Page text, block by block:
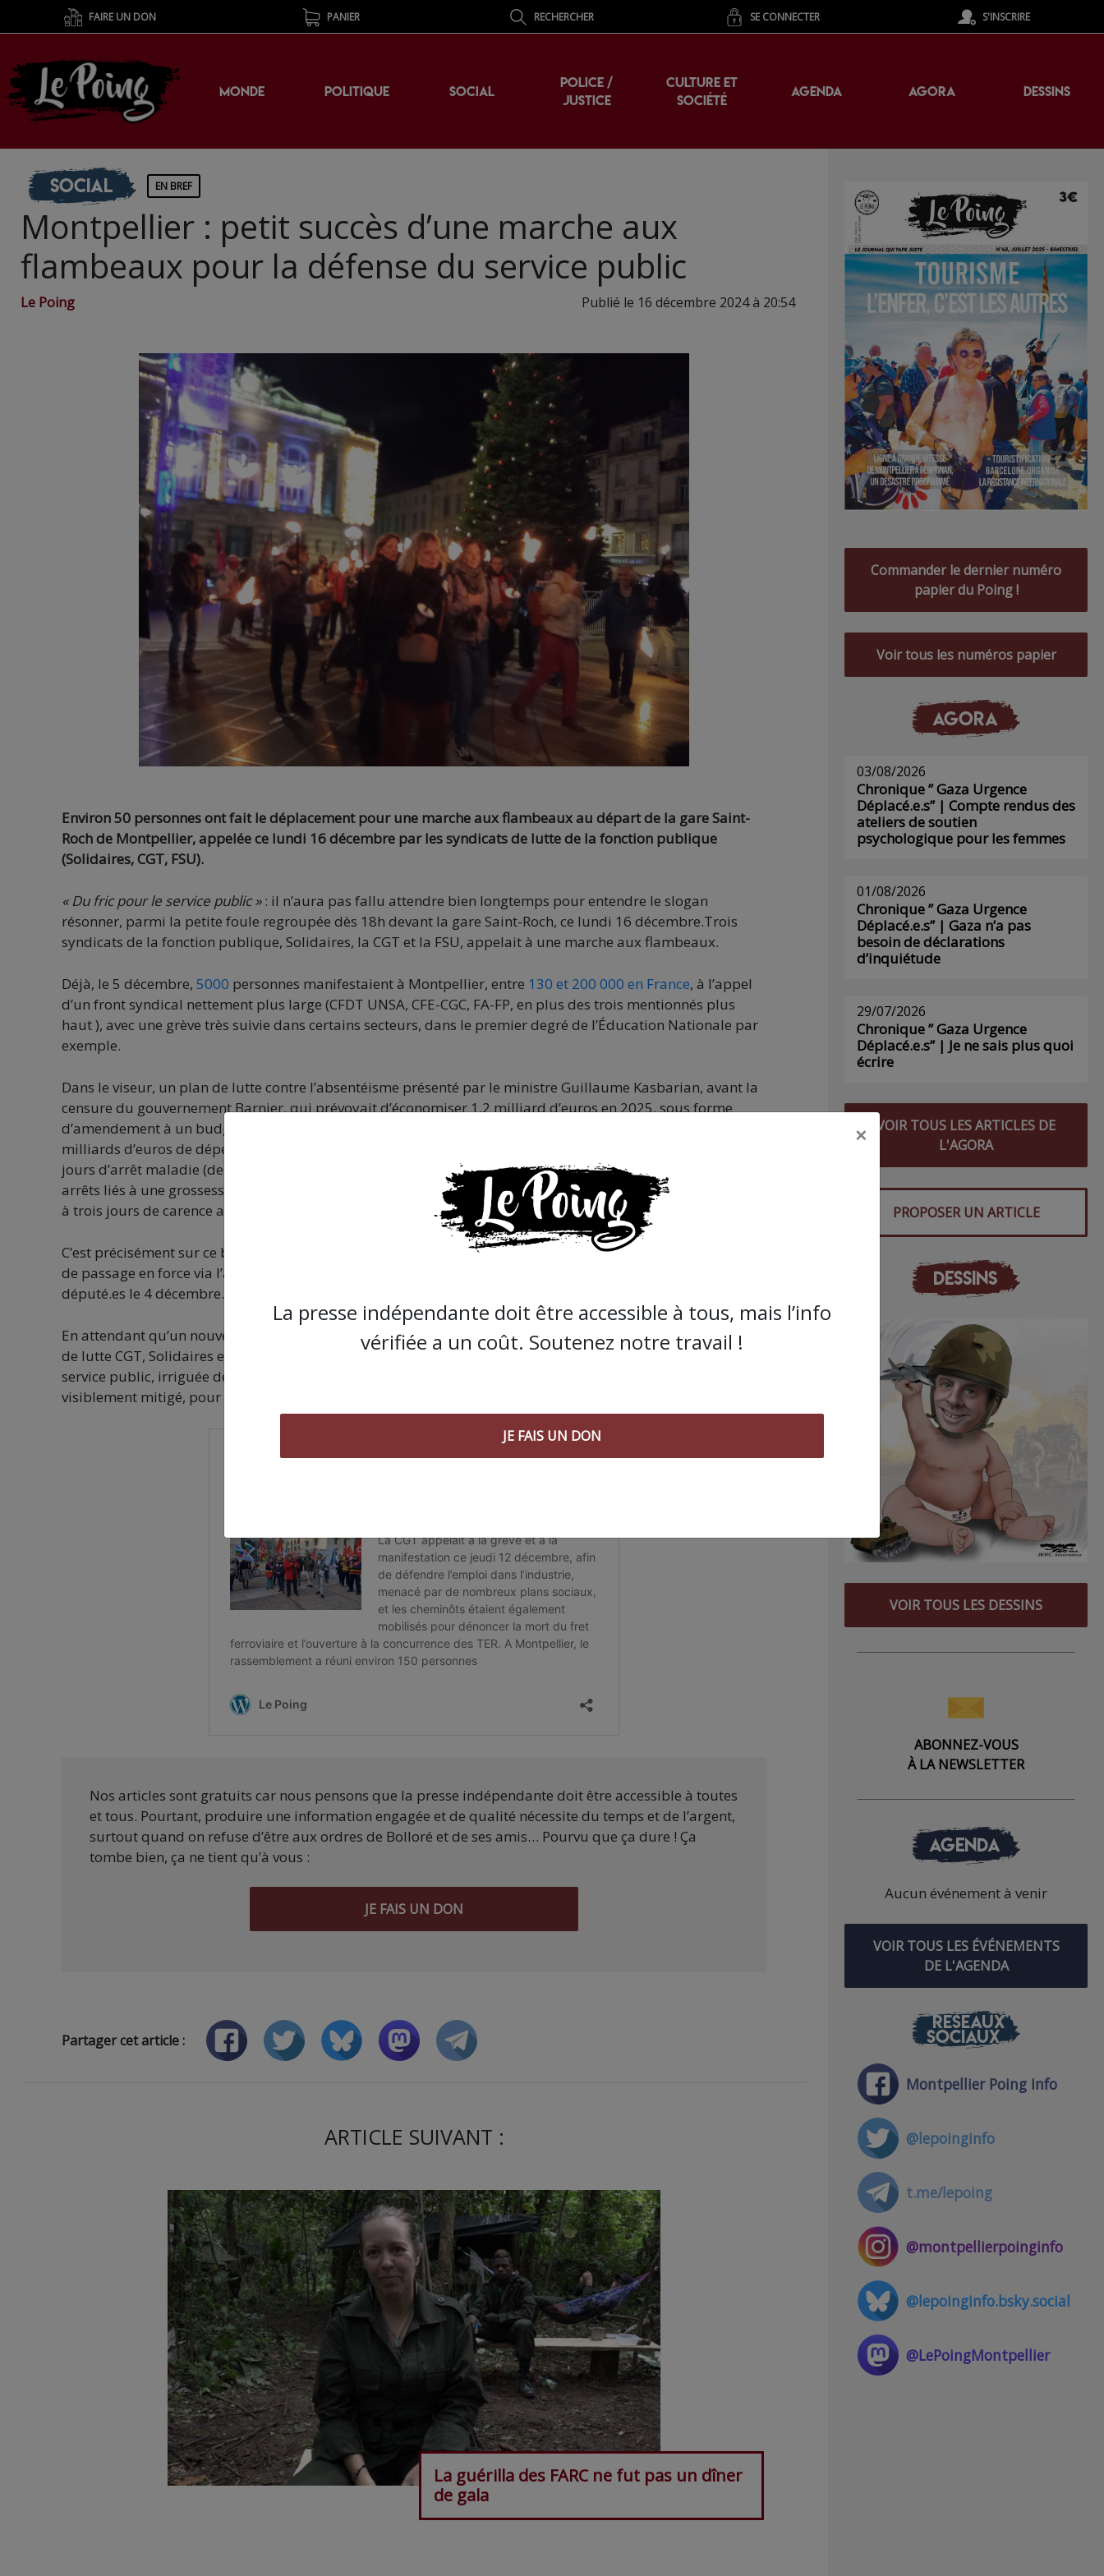
FAIRE UN DON PANIER RECHERCHER SE CONNECTER S'INSCRIRE
MONDE POLITIQUE SOCIAL
POLICE /
JUSTICE
CULTURE ET
SOCIÉTÉ
AGENDA AGORA DESSINS
Social EN BREF
Montpellier : petit succès d’une marche aux
flambeaux pour la défense du service public
Le Poing Publié le 16 décembre 2024 à 20:54
Environ 50 personnes ont fait le déplacement pour une marche aux flambeaux au départ de la gare Saint-
Roch de Montpellier, appelée ce lundi 16 décembre par les syndicats de lutte de la fonction publique
(Solidaires, CGT, FSU).
« Du fric pour le service public »: il n’aura pas fallu attendre bien longtemps pour entendre le slogan
résonner, parmi la petite foule regroupée dès 18h devant la gare Saint-Roch, ce lundi 16 décembre.Trois
syndicats de la fonction publique, Solidaires, la CGT et la FSU, appelait à une marche aux flambeaux.
Déjà, le 5 décembre, 5000 personnes manifestaient à Montpellier, entre 130 et 200 000 en France, à l’appel
d’un front syndical nettement plus large (CFDT UNSA, CFE-CGC, FA-FP, en plus des trois mentionnés plus
haut ), avec une grève très suivie dans certains secteurs, dans le premier degré de l’Éducation Nationale par
exemple.
Dans le viseur, un plan de lutte contre l’absentéisme présenté par le ministre Guillaume Kasbarian, avant la
censure du gouvernement Barnier, qui prévoyait d’économiser 1,2 milliard d’euros en 2025, sous forme
d’amendement à un budget fortement austéritaire proposé par le gouvernement, visant une réduction de 40
milliards d’euros de dépenses publiques. Entre autres joyeusetés : la diminution de l’indemnisation des
jours d’arrêt maladie (de 100% à 90% du salaire, sauf dans certains cas comme les maladies graves ou
arrêts liés à une grossesse), la suppression de la Garantie Individuelle de Pouvoir d’Achat (GIPA), le passage
à trois jours de carence au lieu d’un en cas d’arrêt maladie.
C’est précisément sur ce budget, rejeté donc, que le gouvernement Barnier s’est cassé les dents, sa tentative
de passage en force via l’article 49.3 se transformant en motion de censure adoptée par une majorité de
député.es le 4 décembre.
En attendant qu’un nouveau gouvernement se forme sous la houlette de François Bayrou, seuls les syndicats
de lutte CGT, Solidaires et FSU ont décidé de poursuivre la mobilisation, pour une défense plus générale du
service public, irriguée des préoccupations des cheminot.es au sujet de l’avenir du frêt. Avec un succès
visiblement mitigé, pour le moment.
Nos articles sont gratuits car nous pensons que la presse indépendante doit être accessible à toutes
et tous. Pourtant, produire une information engagée et de qualité nécessite du temps et de l’argent,
surtout quand on refuse d’être aux ordres de Bolloré et de ses amis… Pourvu que ça dure ! Ça
tombe bien, ça ne tient qu’à vous :
JE FAIS UN DON
Partager cet article :
ARTICLE SUIVANT :
La guérilla des FARC ne fut pas un dîner
de gala
Commander le dernier numéro
papier du Poing !
Voir tous les numéros papier
AGORA
03/08/2026
Chronique ” Gaza Urgence
Déplacé.e.s” | Compte rendus des
ateliers de soutien
psychologique pour les femmes
01/08/2026
Chronique ” Gaza Urgence
Déplacé.e.s” | Gaza n’a pas
besoin de déclarations
d’inquiétude
29/07/2026
Chronique ” Gaza Urgence
Déplacé.e.s” | Je ne sais plus quoi
écrire
VOIR TOUS LES ARTICLES DE
L'AGORA
PROPOSER UN ARTICLE
DESSINS
VOIR TOUS LES DESSINS
ABONNEZ-VOUS
À LA NEWSLETTER
AGENDA
Aucun événement à venir
VOIR TOUS LES ÉVÉNEMENTS
DE L'AGENDA
RÉSEAUX
SOCIAUX
Montpellier Poing Info
@lepoinginfo
t.me/lepoing
@montpellierpoinginfo
@lepoinginfo.bsky.social
@LePoingMontpellier
×
La presse indépendante doit être accessible à tous, mais l’info
vérifiée a un coût. Soutenez notre travail !
JE FAIS UN DON